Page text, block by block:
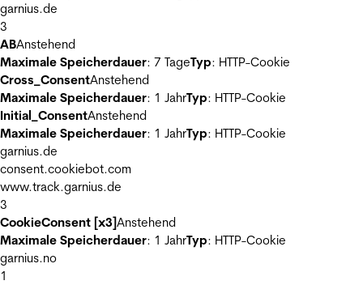
garnius.de
3
ABAnstehend
Maximale Speicherdauer: 7 TageTyp: HTTP-Cookie
Cross_ConsentAnstehend
Maximale Speicherdauer: 1 JahrTyp: HTTP-Cookie
Initial_ConsentAnstehend
Maximale Speicherdauer: 1 JahrTyp: HTTP-Cookie
garnius.de
consent.cookiebot.com
www.track.garnius.de
3
CookieConsent [x3]Anstehend
Maximale Speicherdauer: 1 JahrTyp: HTTP-Cookie
garnius.no
1